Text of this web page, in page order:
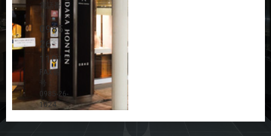
電話番
号：
0985-
26-
1101
FAX番
号：
0985-26-
1024